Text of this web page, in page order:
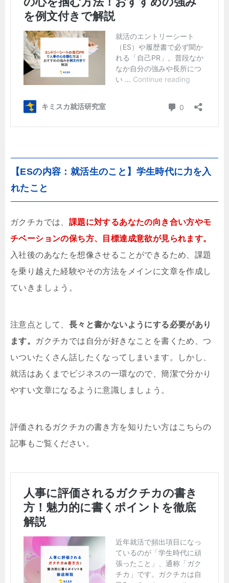
【ESの内容：就活生のこと】学生時代に力を入
れたこと
ガクチカでは、 課題に対するあなたの向き合い方やモ
チベーションの保ち方、目標達成意欲が見られます。
入社後のあなたを想像させることができるため、課題
を乗り越えた経験やその方法をメインに文章を作成し
ていきましょう。
注意点として、 長々と書かないようにする必要があり
ます。
ガクチカでは自分が好きなことを書くため、つ
いついたくさん話したくなってしまいます。しかし、
就活はあくまでビジネスの一環なので、簡潔で分かり
やすい文章になるように意識しましょう。
評価されるガクチカの書き方を知りたい方はこちらの
記事もご覧ください。